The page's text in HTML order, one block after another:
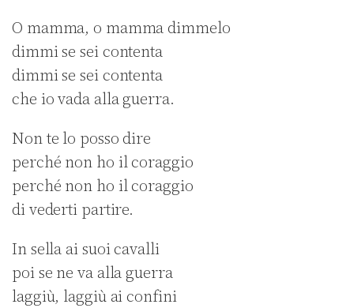
O mamma, o mamma dimmelo
dimmi se sei contenta
dimmi se sei contenta
che io vada alla guerra.
Non te lo posso dire
perché non ho il coraggio
perché non ho il coraggio
di vederti partire.
In sella ai suoi cavalli
poi se ne va alla guerra
laggiù, laggiù ai confini